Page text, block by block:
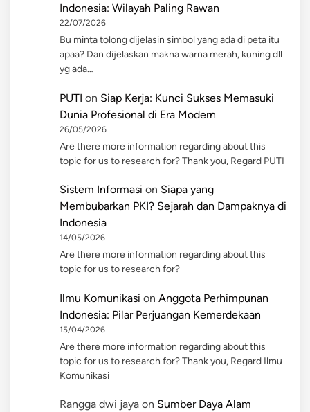
Indonesia: Wilayah Paling Rawan
22/07/2026
Bu minta tolong dijelasin simbol yang ada di peta itu
apaa? Dan dijelaskan makna warna merah, kuning dll
yg ada…
PUTI on Siap Kerja: Kunci Sukses Memasuki
Dunia Profesional di Era Modern
26/05/2026
Are there more information regarding about this
topic for us to research for? Thank you, Regard PUTI
Sistem Informasi on Siapa yang
Membubarkan PKI? Sejarah dan Dampaknya di
Indonesia
14/05/2026
Are there more information regarding about this
topic for us to research for?
Ilmu Komunikasi on Anggota Perhimpunan
Indonesia: Pilar Perjuangan Kemerdekaan
15/04/2026
Are there more information regarding about this
topic for us to research for? Thank you, Regard Ilmu
Komunikasi
Rangga dwi jaya on Sumber Daya Alam